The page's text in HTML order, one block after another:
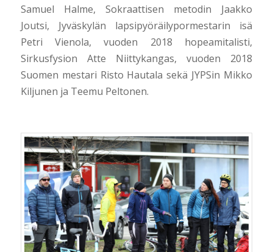
Samuel Halme, Sokraattisen metodin Jaakko
Joutsi, Jyväskylän lapsipyöräilypormestarin isä
Petri Vienola, vuoden 2018 hopeamitalisti,
Sirkusfysion Atte Niittykangas, vuoden 2018
Suomen mestari Risto Hautala sekä JYPSin Mikko
Kiljunen ja Teemu Peltonen.